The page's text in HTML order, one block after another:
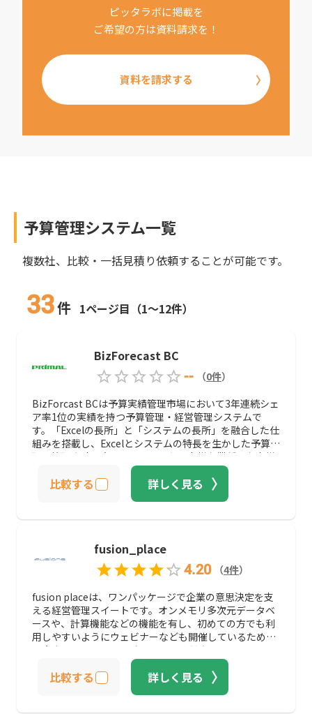
ピッタラボに掲載を
ご希望の方は資料請求を！
資料を請求する
予算管理システム一覧
複数社、比較・一括見積り依頼することが可能です。
33件 1ページ目（1～12件）
BizForecast BC
--
（0件）
BizForcast BCは予算実績管理市場において3年連続シェ
ア率1位の実績を持つ予算管理・経営管理システムで
す。「Excelの長所」と「システムの長所」を融合した仕
組みを搭載し、Excelとシステムの特長を生かした予算管
理・管理会計を実現します。また、多様な業種のお客様
へのコンサルティングを通じて得た経験を活かし、お客
様に合ったご支援を提案してくれます。外部システムと
のデータ連携や多言語対応など、機能も充実しており、
化などにお困りの方にはおすすめのサービスです。
比較する 詳しく見る
fusion_place
4.20
（4件）
fusion placeは、ワンパッケージで企業の意思決定を支
える経営管理スイートです。オンメモリ多次元データベ
ースや、計算機能などの機能を有し、初めての方でも利
用しやすいようにウェビナーなども開催しているため、
一度ホームページを閲覧してみてください。
比較する 詳しく見る